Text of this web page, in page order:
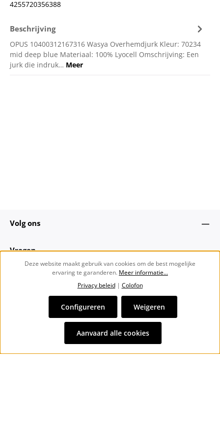
4255720356388
Beschrijving
OPUS 10400312167316 Wasya Overhemdjurk Kleur: 70234
mid deep blue Materiaal: 100% Lyocell Omschrijving: Een
jurk die indruk… Meer
Volg ons
Vragen
Alle prijzen incl. btw plusverzendkosten
bezorgkosten, indien niet anders vermeld.
Deze website maakt gebruik van cookies om de best mogelijke
ervaring te garanderen. Meer informatie...
Privacy beleid| Colofon
Weigeren
Configureren
Aanvaard alle cookies